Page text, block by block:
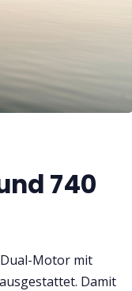
740
Motor mit
Damit